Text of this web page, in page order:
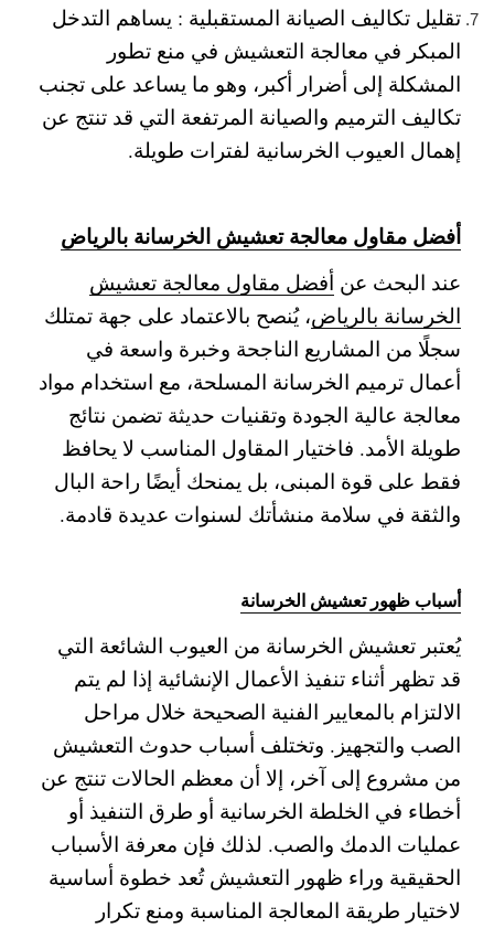
تقليل تكاليف الصيانة المستقبلية : يساهم التدخل
المبكر في معالجة التعشيش في منع تطور
المشكلة إلى أضرار أكبر، وهو ما يساعد على تجنب
تكاليف الترميم والصيانة المرتفعة التي قد تنتج عن
إهمال العيوب الخرسانية لفترات طويلة.
أفضل مقاول معالجة تعشيش الخرسانة بالرياض
عند البحث عن أفضل مقاول معالجة تعشيش
الخرسانة بالرياض، يُنصح بالاعتماد على جهة تمتلك
سجلًا من المشاريع الناجحة وخبرة واسعة في
أعمال ترميم الخرسانة المسلحة، مع استخدام مواد
معالجة عالية الجودة وتقنيات حديثة تضمن نتائج
طويلة الأمد. فاختيار المقاول المناسب لا يحافظ
فقط على قوة المبنى، بل يمنحك أيضًا راحة البال
والثقة في سلامة منشأتك لسنوات عديدة قادمة.
أسباب ظهور تعشيش الخرسانة
يُعتبر تعشيش الخرسانة من العيوب الشائعة التي
قد تظهر أثناء تنفيذ الأعمال الإنشائية إذا لم يتم
الالتزام بالمعايير الفنية الصحيحة خلال مراحل
الصب والتجهيز. وتختلف أسباب حدوث التعشيش
من مشروع إلى آخر، إلا أن معظم الحالات تنتج عن
أخطاء في الخلطة الخرسانية أو طرق التنفيذ أو
عمليات الدمك والصب. لذلك فإن معرفة الأسباب
الحقيقية وراء ظهور التعشيش تُعد خطوة أساسية
لاختيار طريقة المعالجة المناسبة ومنع تكرار